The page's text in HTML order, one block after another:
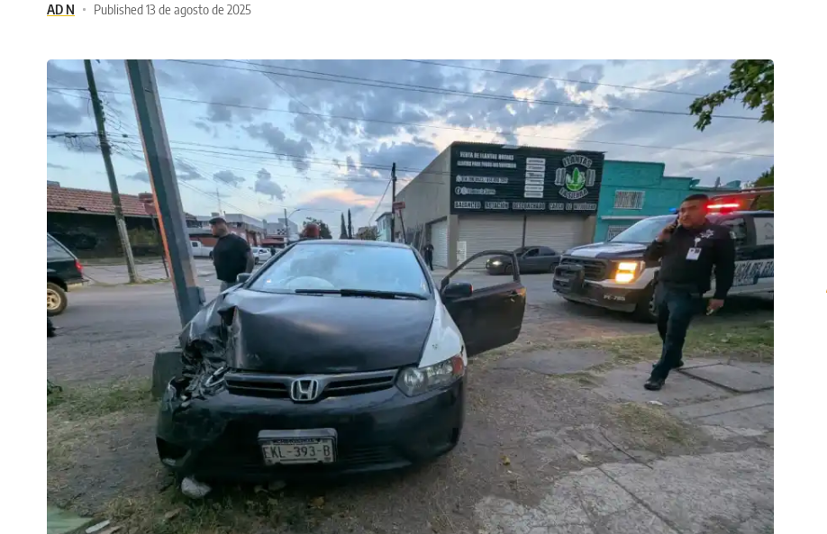
AD N Published 13 de agosto de 2025